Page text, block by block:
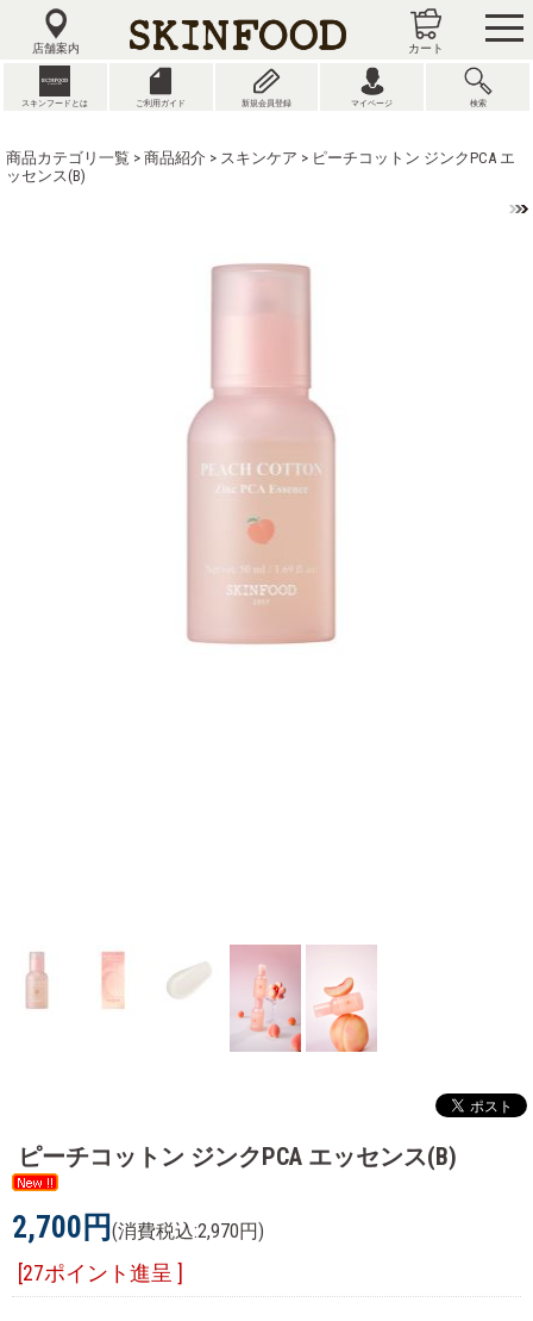
店舗案内 カート
スキンフードとは ご利用ガイド 新規会員登録 マイページ 検索
商品カテゴリ一覧 > 商品紹介 > スキンケア > ピーチコットン ジンクPCA エ
ッセンス(B)
ピーチコットン ジンクPCA エッセンス(B)
2,700円 (消費税込:2,970円)
[27ポイント進呈 ]